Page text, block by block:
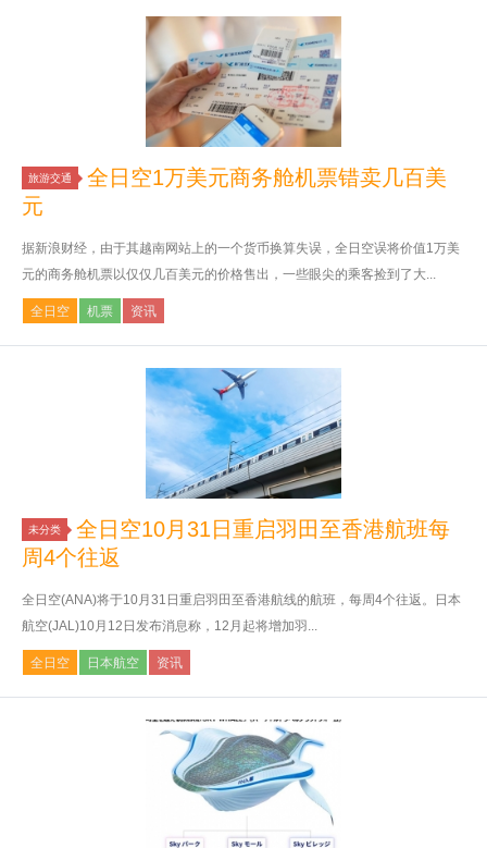
旅游交通
全日空1万美元商务舱机票错卖几百美
元
据新浪财经，由于其越南网站上的一个货币换算失误，全日空误将价值1万美
元的商务舱机票以仅仅几百美元的价格售出，一些眼尖的乘客捡到了大...
全日空 机票 资讯
未分类
全日空10月31日重启羽田至香港航班每
周4个往返
全日空(ANA)将于10月31日重启羽田至香港航线的航班，每周4个往返。日本
航空(JAL)10月12日发布消息称，12月起将增加羽...
全日空 日本航空 资讯